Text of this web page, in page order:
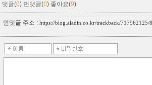
댓글(0) 먼댓글(0) 좋아요(9)
먼댓글 주소 : https://blog.aladin.co.kr/trackback/717962125/